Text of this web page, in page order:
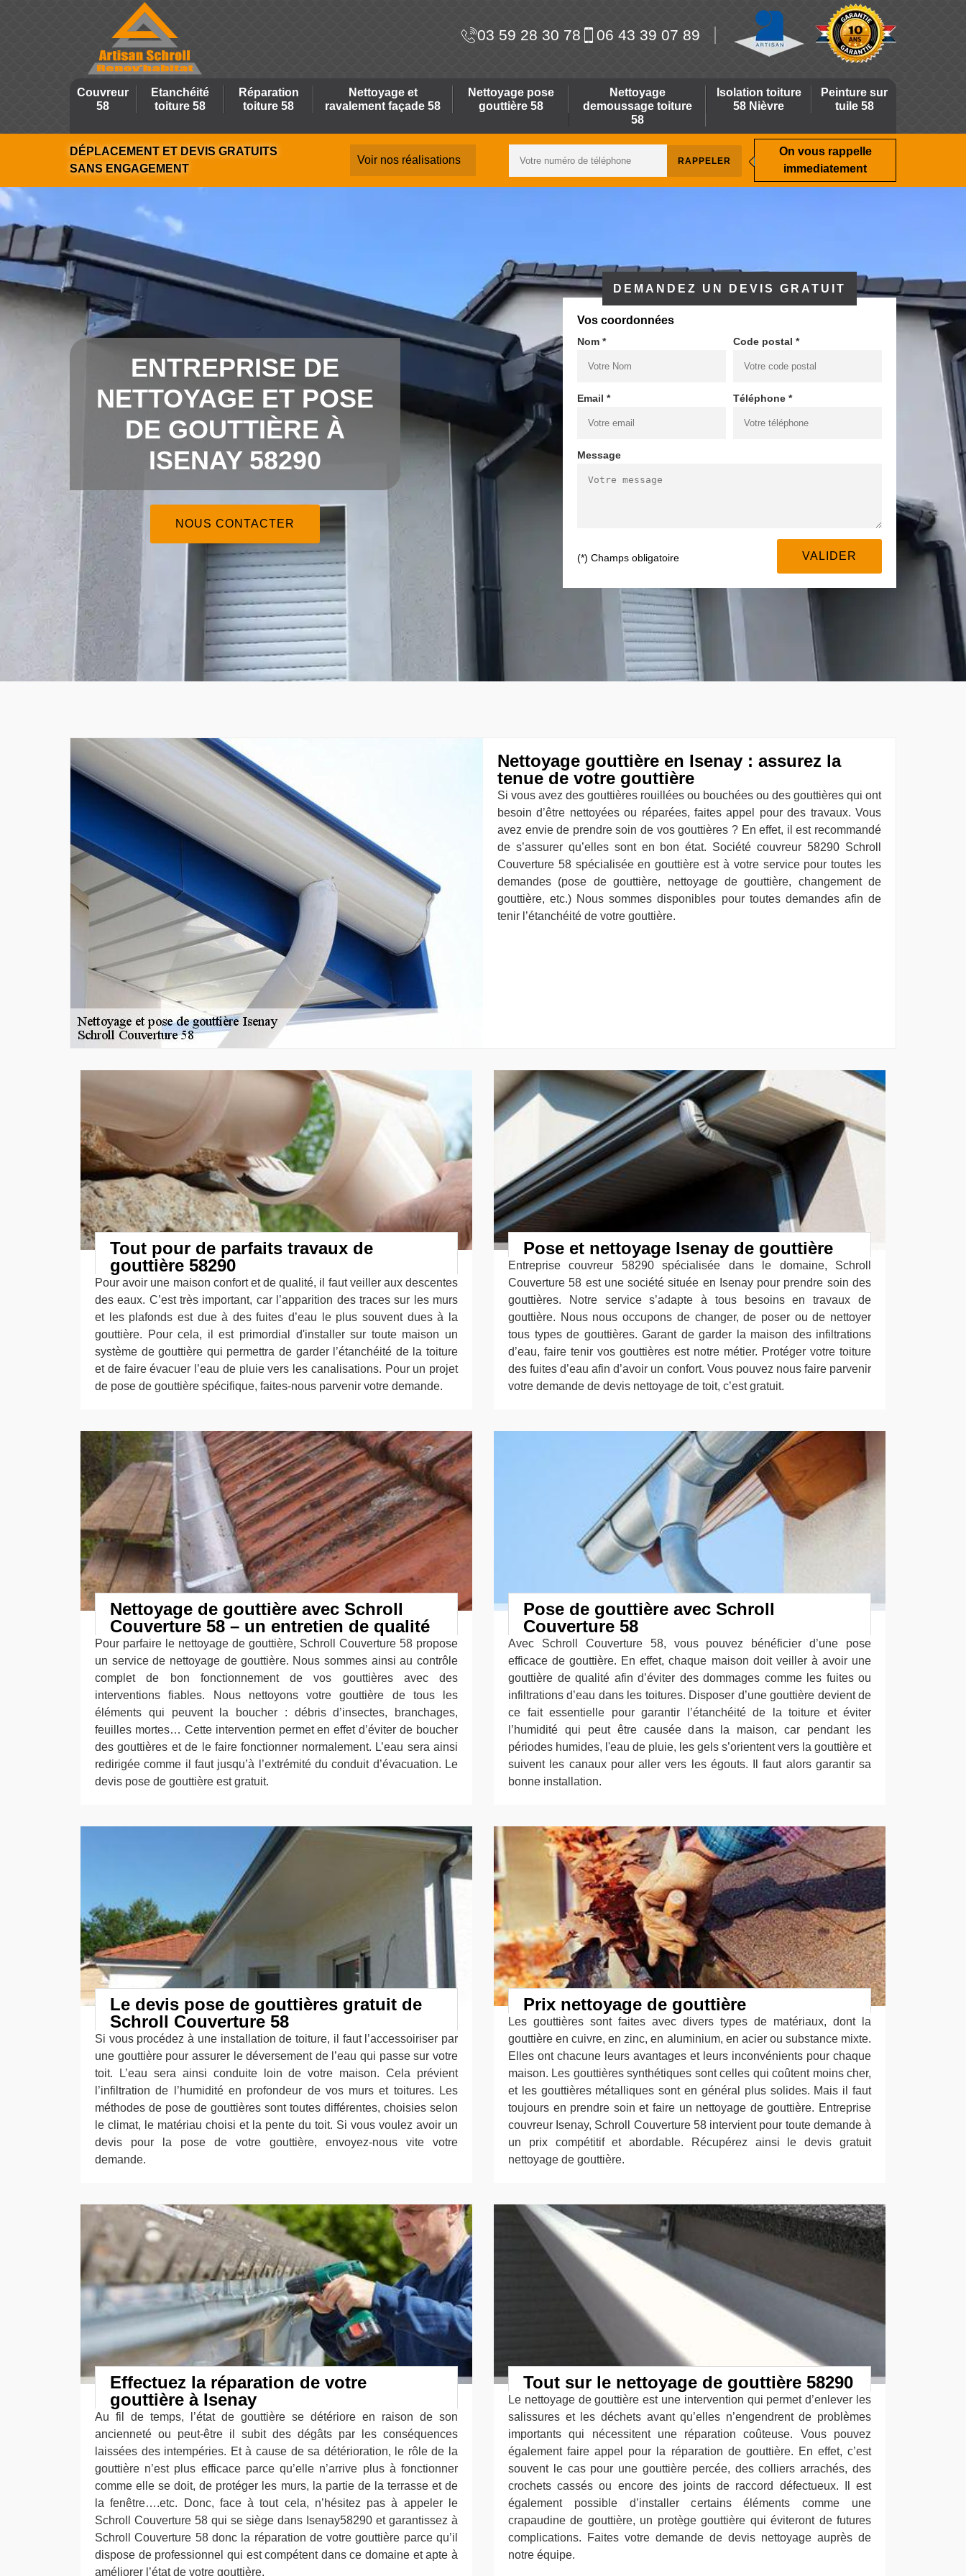
03 59 28 30 78 06 43 39 07 89
Couvreur
58
Etanchéité
toiture 58
Réparation
toiture 58
Nettoyage et
ravalement façade 58
Nettoyage pose
gouttière 58
Nettoyage
demoussage toiture
58
Isolation toiture
58 Nièvre
Peinture sur
tuile 58
DÉPLACEMENT ET DEVIS GRATUITS
SANS ENGAGEMENT
Voir nos réalisations
On vous rappelle
immediatement
ENTREPRISE DE
NETTOYAGE ET POSE
DE GOUTTIÈRE À
ISENAY 58290
NOUS CONTACTER
DEMANDEZ UN DEVIS GRATUIT
Vos coordonnées
Nom * Code postal *
Email * Téléphone *
Message
(*) Champs obligatoire
Nettoyage gouttière en Isenay : assurez la
tenue de votre gouttière
Si vous avez des gouttières rouillées ou bouchées ou des gouttières qui ont
besoin d’être nettoyées ou réparées, faites appel pour des travaux. Vous
avez envie de prendre soin de vos gouttières ? En effet, il est recommandé
de s’assurer qu’elles sont en bon état. Société couvreur 58290 Schroll
Couverture 58 spécialisée en gouttière est à votre service pour toutes les
demandes (pose de gouttière, nettoyage de gouttière, changement de
gouttière, etc.) Nous sommes disponibles pour toutes demandes afin de
tenir l’étanchéité de votre gouttière.
Tout pour de parfaits travaux de
gouttière 58290
Pour avoir une maison confort et de qualité, il faut veiller aux descentes
des eaux. C’est très important, car l’apparition des traces sur les murs
et les plafonds est due à des fuites d’eau le plus souvent dues à la
gouttière. Pour cela, il est primordial d'installer sur toute maison un
système de gouttière qui permettra de garder l’étanchéité de la toiture
et de faire évacuer l’eau de pluie vers les canalisations. Pour un projet
de pose de gouttière spécifique, faites-nous parvenir votre demande.
Pose et nettoyage Isenay de gouttière
Entreprise couvreur 58290 spécialisée dans le domaine, Schroll
Couverture 58 est une société située en Isenay pour prendre soin des
gouttières. Notre service s’adapte à tous besoins en travaux de
gouttière. Nous nous occupons de changer, de poser ou de nettoyer
tous types de gouttières. Garant de garder la maison des infiltrations
d’eau, faire tenir vos gouttières est notre métier. Protéger votre toiture
des fuites d’eau afin d’avoir un confort. Vous pouvez nous faire parvenir
votre demande de devis nettoyage de toit, c’est gratuit.
Nettoyage de gouttière avec Schroll
Couverture 58 – un entretien de qualité
Pour parfaire le nettoyage de gouttière, Schroll Couverture 58 propose
un service de nettoyage de gouttière. Nous sommes ainsi au contrôle
complet de bon fonctionnement de vos gouttières avec des
interventions fiables. Nous nettoyons votre gouttière de tous les
éléments qui peuvent la boucher : débris d’insectes, branchages,
feuilles mortes… Cette intervention permet en effet d’éviter de boucher
des gouttières et de le faire fonctionner normalement. L’eau sera ainsi
redirigée comme il faut jusqu’à l’extrémité du conduit d’évacuation. Le
devis pose de gouttière est gratuit.
Pose de gouttière avec Schroll
Couverture 58
Avec Schroll Couverture 58, vous pouvez bénéficier d’une pose
efficace de gouttière. En effet, chaque maison doit veiller à avoir une
gouttière de qualité afin d’éviter des dommages comme les fuites ou
infiltrations d’eau dans les toitures. Disposer d’une gouttière devient de
ce fait essentielle pour garantir l’étanchéité de la toiture et éviter
l’humidité qui peut être causée dans la maison, car pendant les
périodes humides, l'eau de pluie, les gels s’orientent vers la gouttière et
suivent les canaux pour aller vers les égouts. Il faut alors garantir sa
bonne installation.
Le devis pose de gouttières gratuit de
Schroll Couverture 58
Si vous procédez à une installation de toiture, il faut l’accessoiriser par
une gouttière pour assurer le déversement de l’eau qui passe sur votre
toit. L’eau sera ainsi conduite loin de votre maison. Cela prévient
l’infiltration de l’humidité en profondeur de vos murs et toitures. Les
méthodes de pose de gouttières sont toutes différentes, choisies selon
le climat, le matériau choisi et la pente du toit. Si vous voulez avoir un
devis pour la pose de votre gouttière, envoyez-nous vite votre
demande.
Prix nettoyage de gouttière
Les gouttières sont faites avec divers types de matériaux, dont la
gouttière en cuivre, en zinc, en aluminium, en acier ou substance mixte.
Elles ont chacune leurs avantages et leurs inconvénients pour chaque
maison. Les gouttières synthétiques sont celles qui coûtent moins cher,
et les gouttières métalliques sont en général plus solides. Mais il faut
toujours en prendre soin et faire un nettoyage de gouttière. Entreprise
couvreur Isenay, Schroll Couverture 58 intervient pour toute demande à
un prix compétitif et abordable. Récupérez ainsi le devis gratuit
nettoyage de gouttière.
Effectuez la réparation de votre
gouttière à Isenay
Au fil de temps, l’état de gouttière se détériore en raison de son
ancienneté ou peut-être il subit des dégâts par les conséquences
laissées des intempéries. Et à cause de sa détérioration, le rôle de la
gouttière n’est plus efficace parce qu’elle n’arrive plus à fonctionner
comme elle se doit, de protéger les murs, la partie de la terrasse et de
la fenêtre….etc. Donc, face à tout cela, n’hésitez pas à appeler le
Schroll Couverture 58 qui se siège dans Isenay58290 et garantissez à
Schroll Couverture 58 donc la réparation de votre gouttière parce qu’il
dispose de professionnel qui est compétent dans ce domaine et apte à
améliorer l’état de votre gouttière.
Tout sur le nettoyage de gouttière 58290
Le nettoyage de gouttière est une intervention qui permet d’enlever les
salissures et les déchets avant qu’elles n’engendrent de problèmes
importants qui nécessitent une réparation coûteuse. Vous pouvez
également faire appel pour la réparation de gouttière. En effet, c’est
souvent le cas pour une gouttière percée, des colliers arrachés, des
crochets cassés ou encore des joints de raccord défectueux. Il est
également possible d’installer certains éléments comme une
crapaudine de gouttière, un protège gouttière qui éviteront de futures
complications. Faites votre demande de devis nettoyage auprès de
notre équipe.